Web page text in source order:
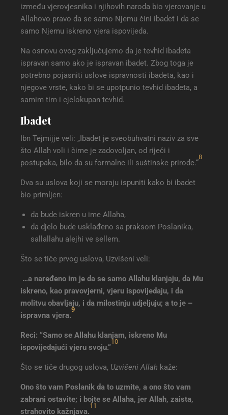
između vjerovjesnika i njihovih naroda bio vjerovanje u
Allahovo pravo da se samo Njemu čini ibadet i da se
samo Njemu iskreno vjera ispovijeda.
Na osnovu ovog zaključujemo da je tevhid ibadeta
ispravan samo ako je ispravan ibadet. Zbog toga je
potrebno pojasniti uslove ispravnosti ibadeta, kao i
njegove vrste, kako bi se upotpunio tevhid ibadeta, a
samim tim i cjelokupan tevhid.
Ibadet
Ibn Tejmijje veli: „Ibadet je sveobuhvatni naziv za sve
što Allah voli i čime je zadovoljan, od riječi i
postupaka, bilo da su formalne ili suštinske prirode.“
8
Dva su uslova koji se moraju ispuniti kako bi ibadet
bio primljen:
da bude iskren u ime Allaha,
da djelo bude usklađeno sa praksom Poslanika,
sallallahu alejhi ve sellem.
Što se tiče prvog uslova, Uzvišeni veli:
…a naređeno im je da se samo Allahu klanjaju, da Mu
iskreno, kao pravovjerni, vjeru ispovijedaju, i da
molitvu obavljaju, i da milostinju udjeljuju; a to je –
ispravna vjera.
9
Reci: “Samo se Allahu klanjam, iskreno Mu
ispovijedajući vjeru svoju.“
10
Što se tiče drugog uslova, Uzvišeni Allah kaže:
Ono što vam Poslanik da to uzmite, a ono što vam
zabrani ostavite; i bojte se Allaha, jer Allah, zaista,
strahovito kažnjava.
11